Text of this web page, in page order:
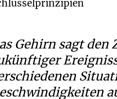
Gehirn sagt den